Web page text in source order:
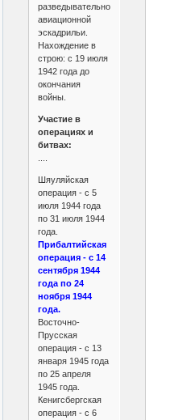
разведывательной
авиационной
эскадрильи.
Нахождение в
строю: с 19 июля
1942 года до
окончания
войны.
Участие в
операциях и
битвах:
....
Шяуляйская
операция - с 5
июля 1944 года
по 31 июля 1944
года.
Прибалтийская
операция - с 14
сентября 1944
года по 24
ноября 1944
года.
Восточно-
Прусская
операция - с 13
января 1945 года
по 25 апреля
1945 года.
Кенигсбергская
операция - с 6